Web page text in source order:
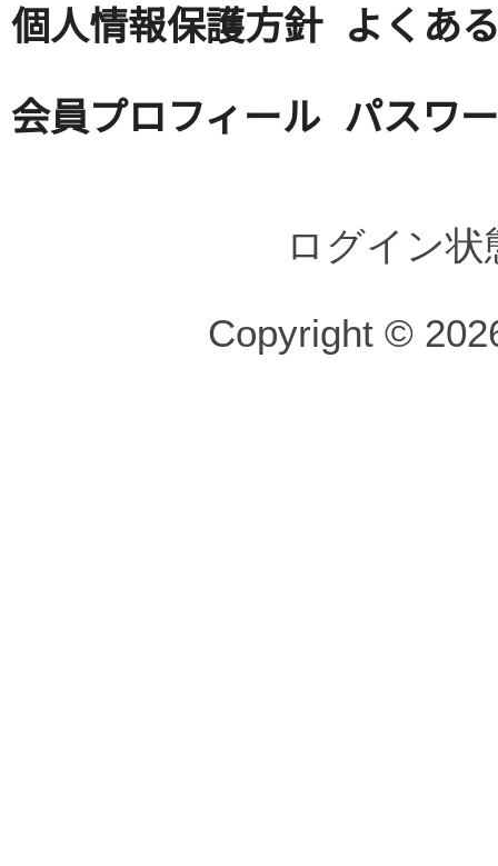
個人情報保護方針 よくあ
会員プロフィール パスワ
ログイン
Copyright ©